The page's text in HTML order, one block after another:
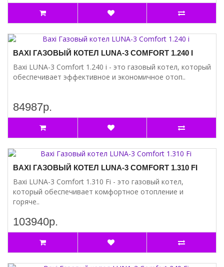
BAXI ГАЗОВЫЙ КОТЕЛ LUNA-3 COMFORT 1.240 I
Baxi LUNA-3 Comfort 1.240 i - это газовый котел, который
обеспечивает эффективное и экономичное отоп..
84987р.
BAXI ГАЗОВЫЙ КОТЕЛ LUNA-3 COMFORT 1.310 FI
Baxi LUNA-3 Comfort 1.310 Fi - это газовый котел,
который обеспечивает комфортное отопление и
горяче..
103940р.